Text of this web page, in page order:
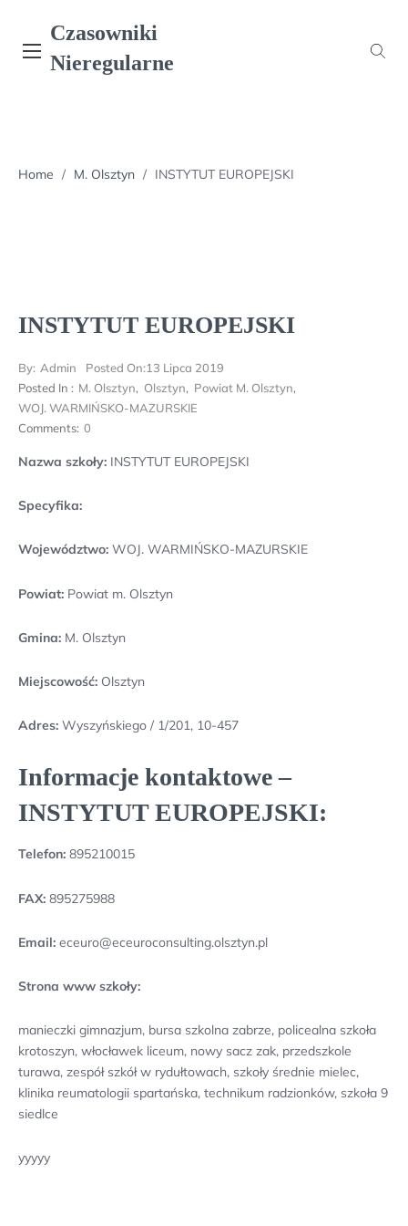
content
Czasowniki
Nieregularne
Home / M. Olsztyn / INSTYTUT EUROPEJSKI
INSTYTUT EUROPEJSKI
By: Admin Posted On:13 Lipca 2019
Posted In : M. Olsztyn, Olsztyn, Powiat M. Olsztyn,
WOJ. WARMIŃSKO-MAZURSKIE
Comments: 0
Nazwa szkoły: INSTYTUT EUROPEJSKI
Specyfika:
Województwo: WOJ. WARMIŃSKO-MAZURSKIE
Powiat: Powiat m. Olsztyn
Gmina: M. Olsztyn
Miejscowość: Olsztyn
Adres: Wyszyńskiego / 1/201, 10-457
Informacje kontaktowe –
INSTYTUT EUROPEJSKI:
Telefon: 895210015
FAX: 895275988
Email: eceuro@eceuroconsulting.olsztyn.pl
Strona www szkoły:
manieczki gimnazjum, bursa szkolna zabrze, policealna szkoła
krotoszyn, włocławek liceum, nowy sacz zak, przedszkole
turawa, zespół szkół w rydułtowach, szkoły średnie mielec,
klinika reumatologii spartańska, technikum radzionków, szkoła 9
siedlce
yyyyy